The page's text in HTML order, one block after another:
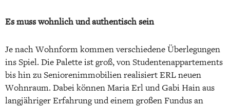
Es muss wohnlich und authentisch sein
Je nach Wohnform kommen verschiedene Überlegungen
ins Spiel. Die Palette ist groß, von Studentenappartements
bis hin zu Seniorenimmobilien realisiert ERL neuen
Wohnraum. Dabei können Maria Erl und Gabi Hain aus
langjähriger Erfahrung und einem großen Fundus an